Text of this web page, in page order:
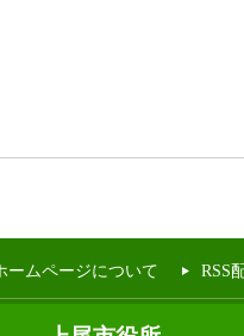
ームページについて RSS